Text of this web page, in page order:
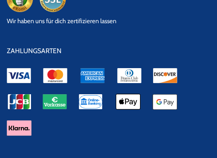
Datensicherheit
Wir haben uns für dich zertifizieren lassen
ZAHLUNGSARTEN